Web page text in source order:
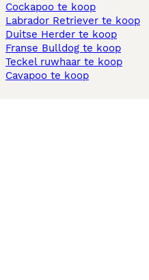
Cockapoo te koop
Labrador Retriever te koop
Duitse Herder te koop
Franse Bulldog te koop
Teckel ruwhaar te koop
Cavapoo te koop